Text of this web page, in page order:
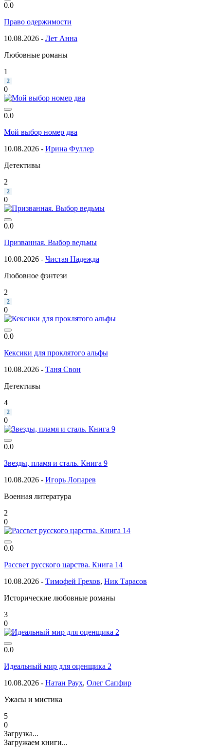
0.0
Право одержимости
10.08.2026 - Лет Анна
Любовные романы
1
2
0
0.0
Мой выбор номер два
10.08.2026 - Ирина Фуллер
Детективы
2
2
0
0.0
Призванная. Выбор ведьмы
10.08.2026 - Чистая Надежда
Любовное фэнтези
2
2
0
0.0
Кексики для проклятого альфы
10.08.2026 - Таня Свон
Детективы
4
2
0
0.0
Звезды, пламя и сталь. Книга 9
10.08.2026 - Игорь Лопарев
Военная литература
2
0
0.0
Рассвет русского царства. Книга 14
10.08.2026 - Тимофей Грехов, Ник Тарасов
Исторические любовные романы
3
0
0.0
Идеальный мир для оценщика 2
10.08.2026 - Натан Раух, Олег Сапфир
Ужасы и мистика
5
0
Загрузка...
Загружаем книги...